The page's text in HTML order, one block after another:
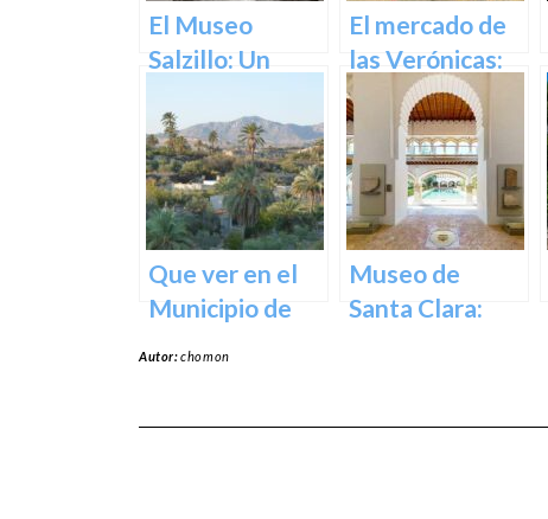
Corazón de la
Ciudad
El Museo
Salzillo: Un
Escultura
Barroca en
España en
Murcia
El mercado de
las Verónicas:
descubre el
mercado más
emblemático
de Murcia
Que ver en el
Municipio de
Museo de
Santa Clara:
Autor:chomon